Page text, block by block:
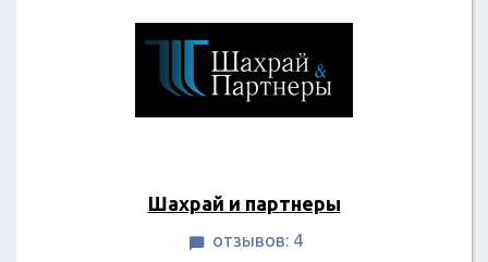
Шахрай и партнеры
 отзывов: 4